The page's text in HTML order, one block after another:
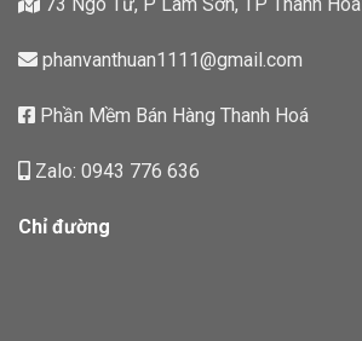
73 Ngô Từ, P Lam Sơn, TP Thanh Hoá
phanvanthuan1111@gmail.com
Phần Mềm Bán Hàng Thanh Hoá
Zalo: 0943 776 636
Chỉ đường